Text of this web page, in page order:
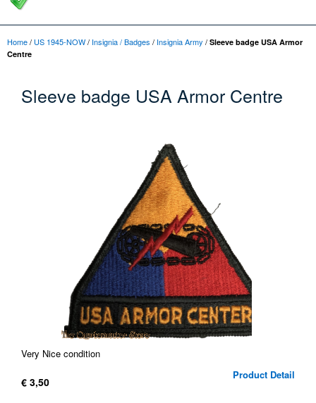
Home/ US 1945-NOW/ Insignia / Badges / Insignia Army / Sleeve badge USA Armor
Centre
Sleeve badge USA Armor Centre
Very Nice condition
Product Detail
€ 3,50